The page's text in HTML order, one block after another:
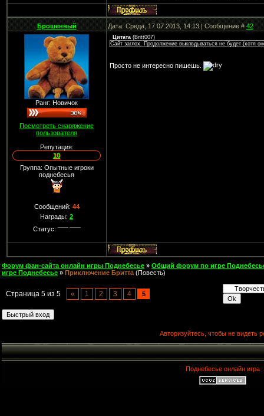
Брошенный Дата: Среда, 17.07.2013, 14:13 | Сообщение #42
Ранг: Новичок
Посмотреть снаряжение
пользователя
Репутация:
10
Группа: Опытные игроки
поднебесья
Сообщений: 44
Награды: 2
Статус:
Цитата(Britt007)
Сайт заглох. Продолжение выклвдываться не будет (хотя
Просто не интересно пишешь.
Форум фан-сайта онлайн игры Поднебесье » Общий форум по игре
игре Поднебесье » Приключение Бритта (Повесть)
Страница 5 из 5 « 1 2 3 4 5
Авторизуйтесь, чтобы не видеть
Поднебесье онлайн игра